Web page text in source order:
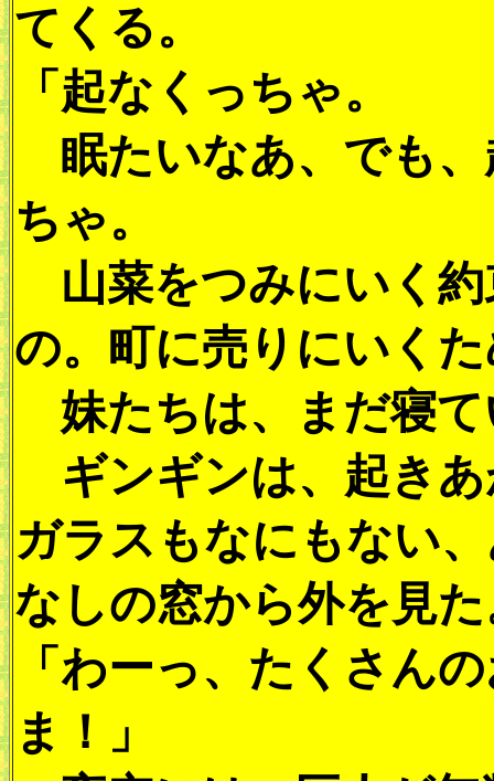
てくる。
「起なくっちゃ。
眠たいなあ、でも、
ちゃ。
山菜をつみにいく約
の。町に売りにいく
妹たちは、まだ寝て
ギンギンは、起きあ
ガラスもなにもない
なしの窓から外を見
「わーっ、たくさん
ま！」